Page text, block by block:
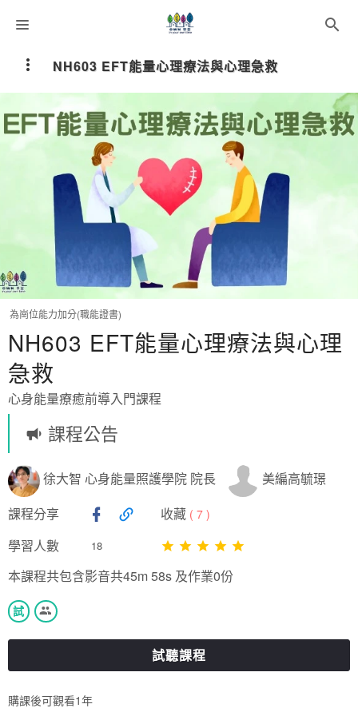
課程分類
師資團隊
聯絡我們
語系選擇
折扣碼
為崗位能力加分(職能證書)
NH603 EFT能量心理療法與心理
急救
心身能量療癒前導入門課程
課程公告
徐大智 心身能量照護學院 院長
美編高毓璟
課程分享
收藏 ( 7 )
學習人數 18
本課程共包含影音共45m 58s 及作業0份
試
試聽課程
購課後可觀看1年
NH603 EFT能量心理療法與心理急救